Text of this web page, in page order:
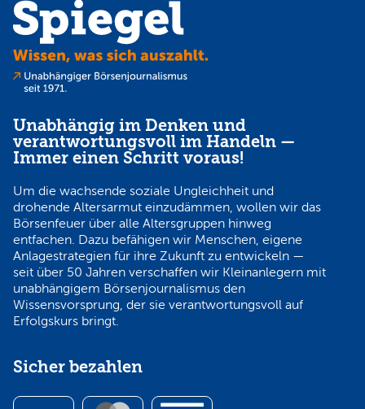
Unabhängig im Denken und
verantwortungsvoll im Handeln —
Immer einen Schritt voraus!
Um die wachsende soziale Ungleichheit und
drohende Altersarmut einzudämmen, wollen wir das
Börsenfeuer über alle Altersgruppen hinweg
entfachen. Dazu befähigen wir Menschen, eigene
Anlagestrategien für ihre Zukunft zu entwickeln —
seit über 50 Jahren verschaffen wir Kleinanlegern mit
unabhängigem Börsenjournalismus den
Wissensvorsprung, der sie verantwortungsvoll auf
Erfolgskurs bringt.
Sicher bezahlen